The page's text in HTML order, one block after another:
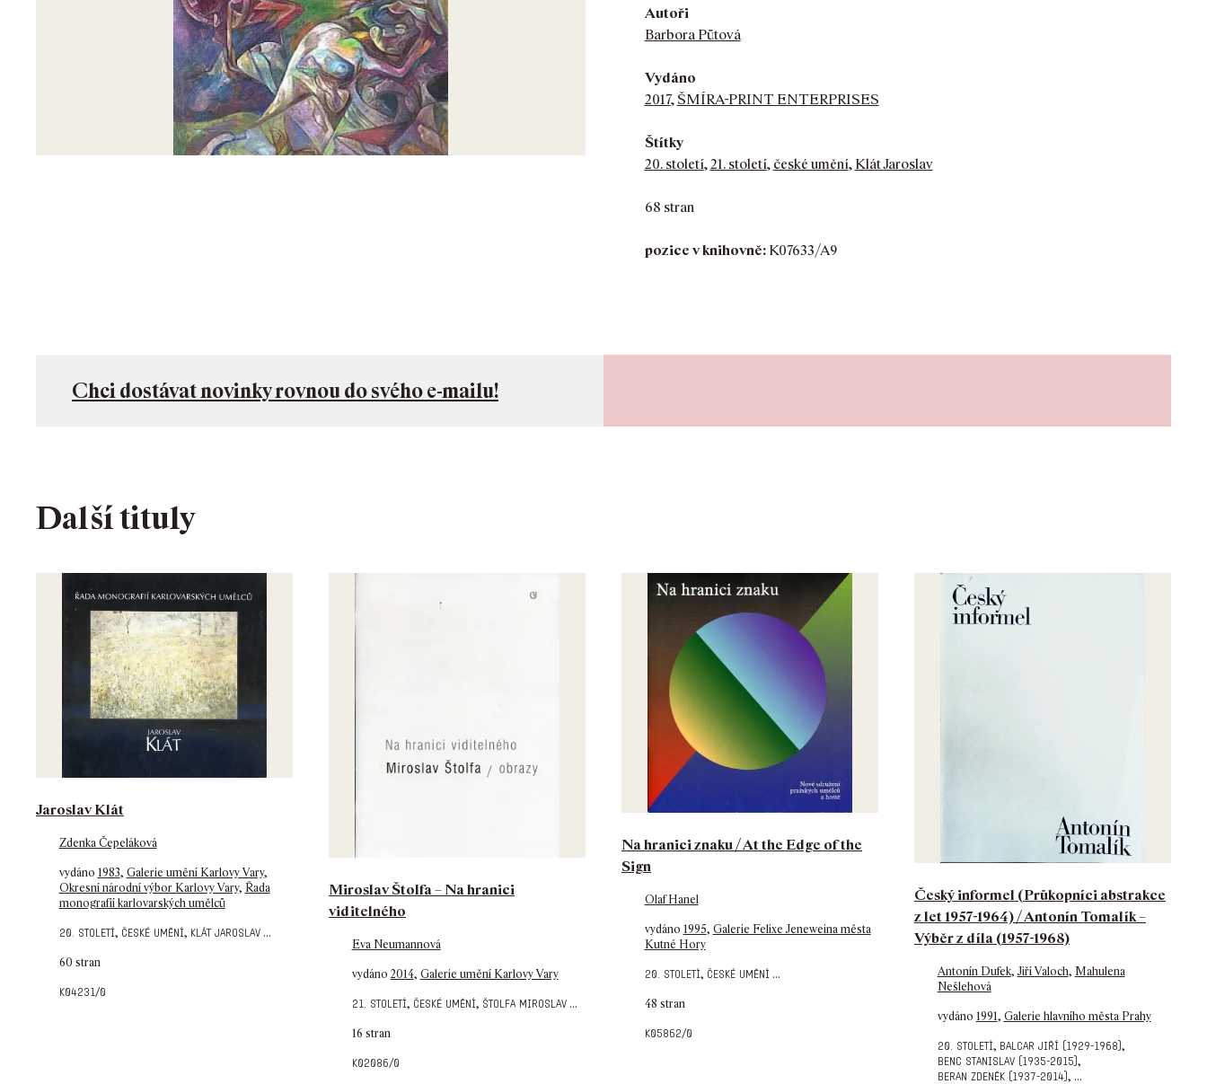
Autoři
Barbora Půtová
Vydáno
2017, ŠMÍRA-PRINT ENTERPRISES
Štítky
20. století,21. století, české umění, Klát Jaroslav
68 stran
pozice v knihovně:K07633/A9
Chci dostávat novinky rovnou do svého e-mailu!
Další tituly
Jaroslav Klát
Zdenka Čepeláková
vydáno 1983, Galerie umění Karlovy Vary,
Okresní národní výbor Karlovy Vary, Řada
monografií karlovarských umělců
20. století, české umění, klát jaroslav...
60 stran
k04231/0
Miroslav Štolfa – Na hranici
viditelného
Eva Neumannová
vydáno 2014, Galerie umění Karlovy Vary
21. století, české umění, štolfa miroslav...
16 stran
k02086/0
Na hranici znaku / At the Edge of the
Sign
Olaf Hanel
vydáno 1995, Galerie Felixe Jeneweina města
Kutné Hory
20. století, české umění ...
48 stran
k05862/0
Český informel (Průkopníci abstrakce
z let 1957-1964) / Antonín Tomalík –
Výběr z díla (1957-1968)
Antonín Dufek,Jiří Valoch, Mahulena
Nešlehová
vydáno 1991, Galerie hlavního města Prahy
20. století, balcar jiří (1929-1968),
benc stanislav (1935-2015),
beran zdeněk (1937-2014), ...